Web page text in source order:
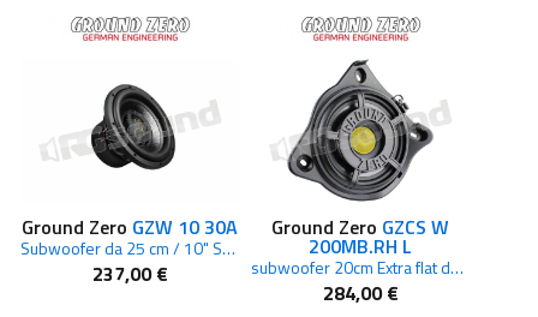
Ground Zero GZW 10 30A
Subwoofer da 25 cm / 10" Sound quality
237,00 €
Ground Zero GZCS W
200MB.RH L
subwoofer 20cm Extra flat dedicato Mercedes lato passeggero
284,00 €